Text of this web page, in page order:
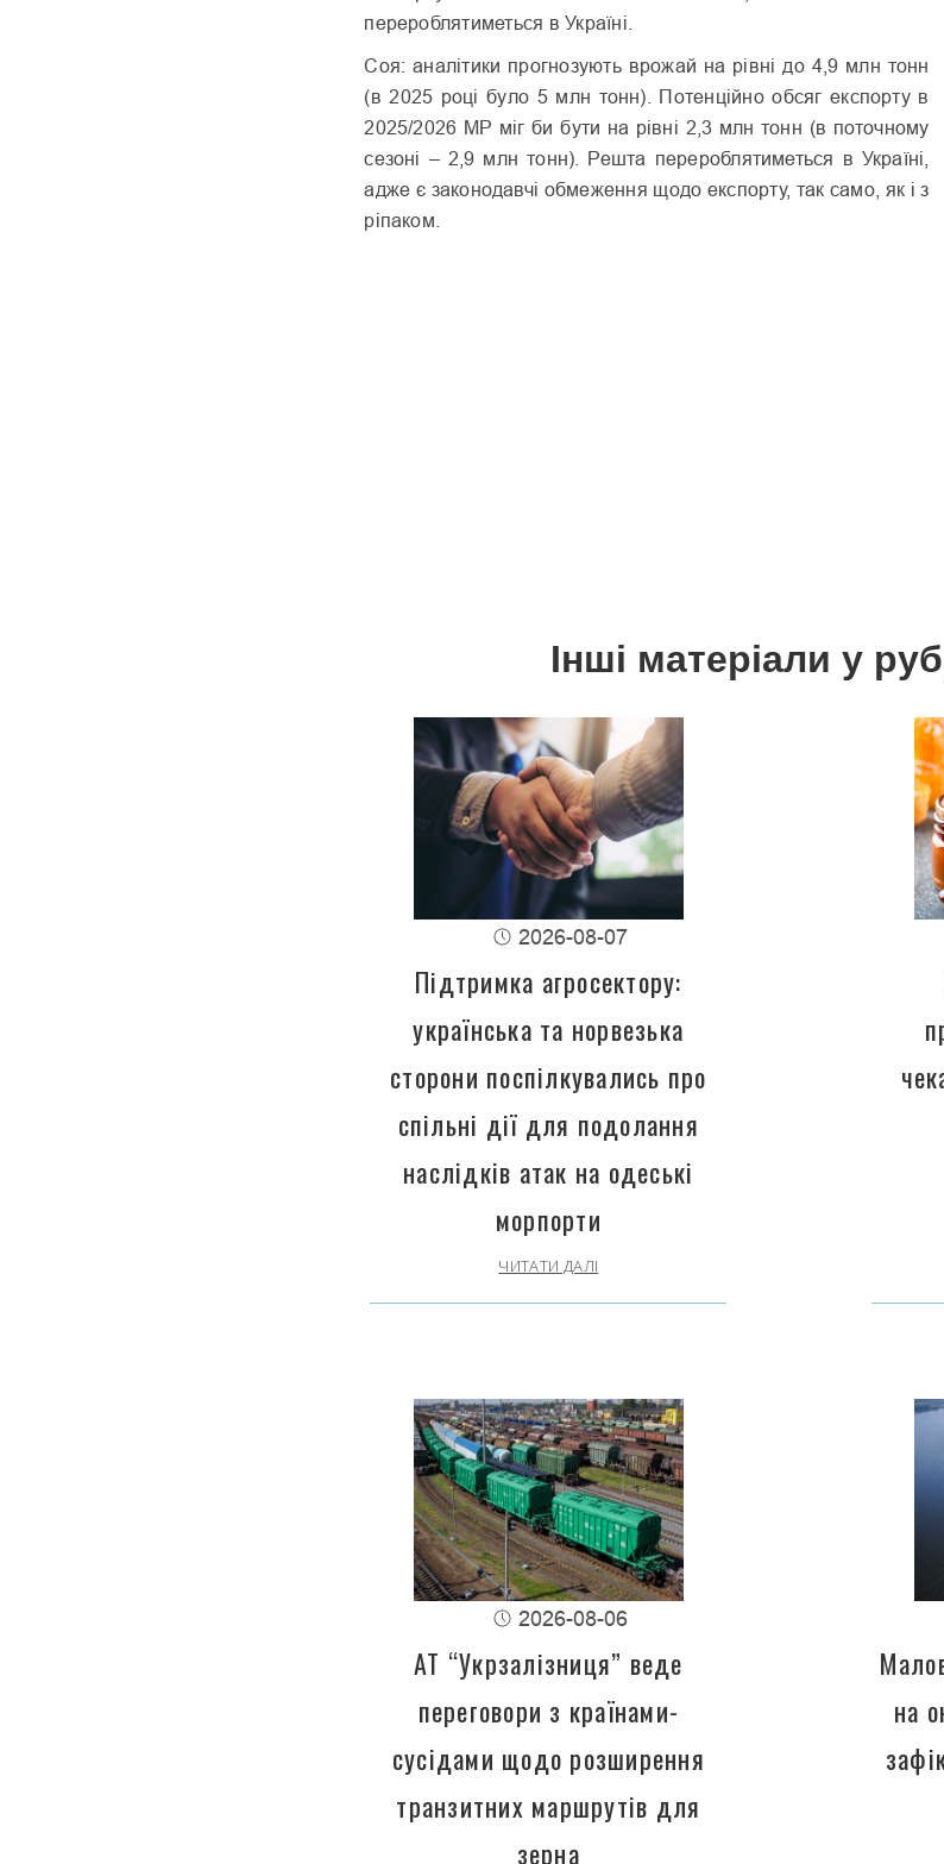
перероблятиметься в Україні.
Соя: аналітики прогнозують врожай на рівні до 4,9 млн тонн
(в 2025 році було 5 млн тонн). Потенційно обсяг експорту в
2025/2026 МР міг би бути на рівні 2,3 млн тонн (в поточному
сезоні – 2,9 млн тонн). Решта перероблятиметься в Україні,
адже є законодавчі обмеження щодо експорту, так само, як і з
ріпаком.
Інші матеріали у
2026-08-07
Підтримка агросектору:
українська та норвезька
сторони поспілкувались про
спільні дії для подолання
наслідків атак на одеські
морпорти
ЧИТАТИ ДАЛІ
2026-08-06
АТ “Укрзалізниця” веде
переговори з країнами-
сусідами щодо розширення
транзитних маршрутів для
зерна
на